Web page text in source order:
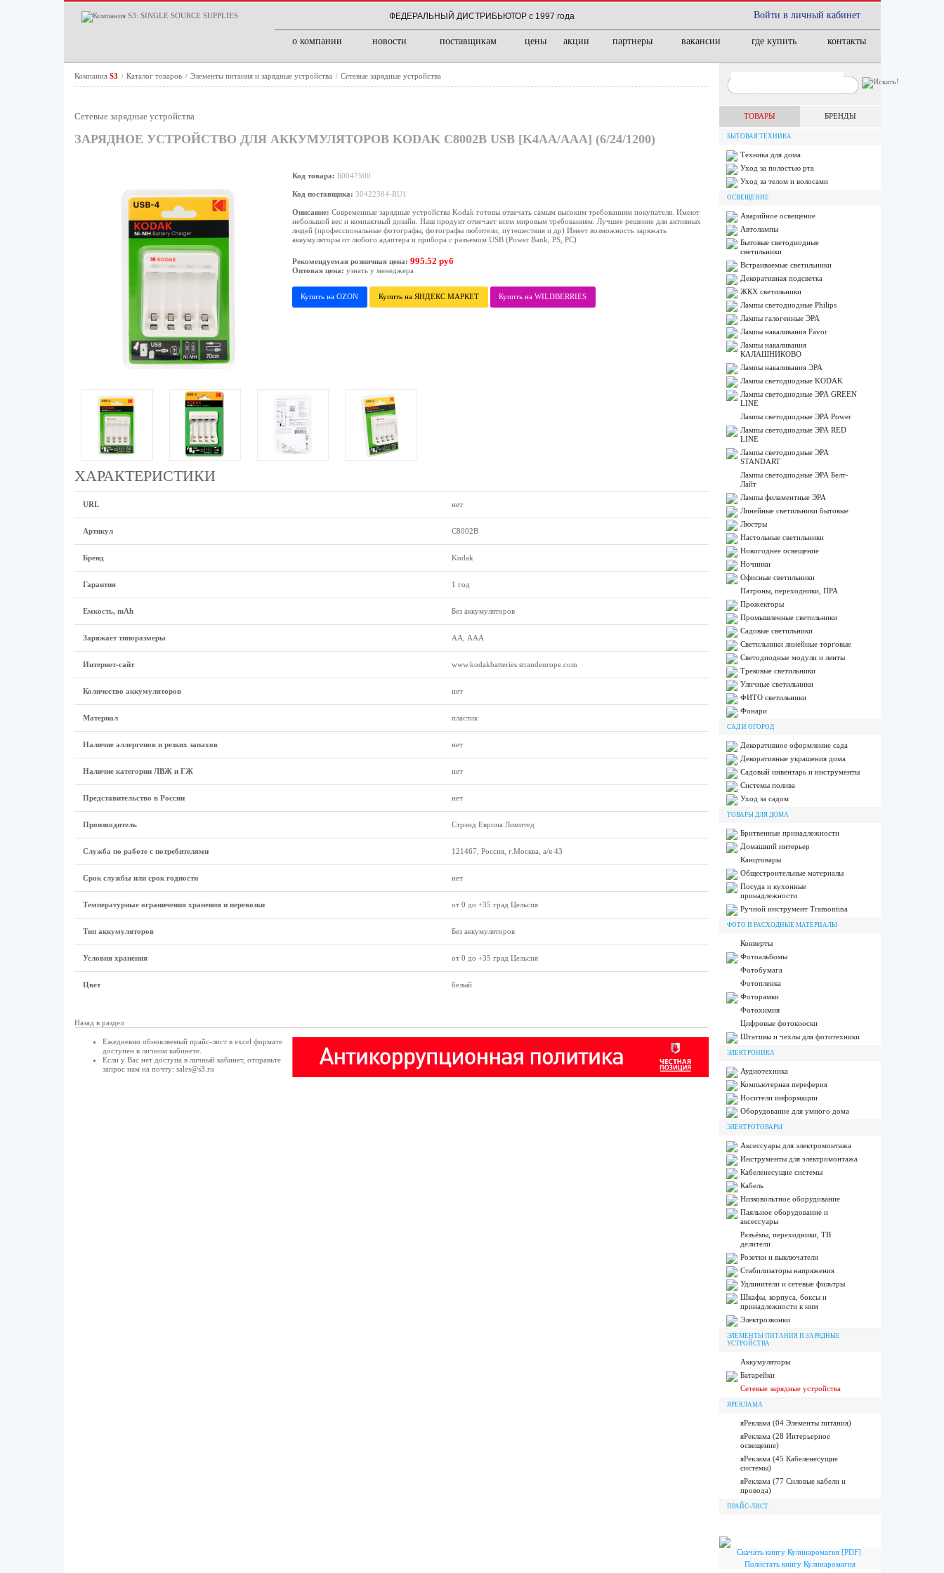
Войти в личный кабинет
ФЕДЕРАЛЬНЫЙ ДИСТРИБЬЮТОР с 1997 года
о компании новости поставщикам цены акции партнеры вакансии где купить контакты
Компания S3 / Каталог товаров / Элементы питания и зарядные устройства / Сетевые зарядные устройства
Сетевые зарядные устройства
ЗАРЯДНОЕ УСТРОЙСТВО ДЛЯ АККУМУЛЯТОРОВ KODAK C8002B USB [K4AA/AAA] (6/24/1200)
Код товара: Б0047500
Код поставщика: 30422384-RU1
Описание: Современные зарядные устройства Kodak готовы отвечать самым высоким требованиям покупателя. Имеют
небольшой вес и компактный дизайн. Наш продукт отвечает всем мировым требованиям. Лучшее решение для активных
людей (профессиональные фотографы, фотографы любители, путешествия и др) Имеет возможность заряжать
аккумуляторы от любого адаптера и прибора с разъемом USB (Power Bank, PS, PC)
Рекомендуемая розничная цена: 995.52 руб
Оптовая цена: узнать у менеджера
Купить на OZON Купить на ЯНДЕКС МАРКЕТ Купить на WILDBERRIES
ХАРАКТЕРИСТИКИ
URL нет
Артикул C8002B
Бренд Kodak
Гарантия 1 год
Емкость, mAh Без аккумуляторов
Заряжает типоразмеры АА, ААА
Интернет-сайт www.kodakbatteries.strandeurope.com
Количество аккумуляторов нет
Материал пластик
Наличие аллергенов и резких запахов нет
Наличие категории ЛВЖ и ГЖ нет
Представительство в России нет
Производитель Стрэнд Европа Лимитед
Служба по работе с потребителями 121467, Россия, г.Москва, а/я 43
Срок службы или срок годности нет
Температурные ограничения хранения и перевозки от 0 до +35 град Цельсия
Тип аккумуляторов Без аккумуляторов
Условия хранения от 0 до +35 град Цельсия
Цвет белый
Назад в раздел
Ежедневно обновляемый прайс-лист в excel формате
доступен в личном кабинете.
Если у Вас нет доступа в личный кабинет, отправьте
запрос нам на почту: sales@s3.ru
ТОВАРЫ БРЕНДЫ
БЫТОВАЯ ТЕХНИКА
Техника для дома
Уход за полостью рта
Уход за телом и волосами
ОСВЕЩЕНИЕ
Аварийное освещение
Автолампы
Бытовые светодиодные
светильники
Встраиваемые светильники
Декоративная подсветка
ЖКХ светильники
Лампы cветодиодные Philips
Лампы галогенные ЭРА
Лампы накаливания Favor
Лампы накаливания
КАЛАШНИКОВО
Лампы накаливания ЭРА
Лампы светодиодные KODAK
Лампы светодиодные ЭРА GREEN
LINE
Лампы светодиодные ЭРА Power
Лампы светодиодные ЭРА RED
LINE
Лампы светодиодные ЭРА
STANDART
Лампы светодиодные ЭРА Белт-
Лайт
Лампы филаментные ЭРА
Линейные светильники бытовые
Люстры
Настольные светильники
Новогоднее освещение
Ночники
Офисные светильники
Патроны, переходники, ПРА
Прожекторы
Промышленные светильники
Садовые светильники
Светильники линейные торговые
Светодиодные модули и ленты
Трековые светильники
Уличные светильники
ФИТО светильники
Фонари
САД И ОГОРОД
Декоративное оформление сада
Декоративные украшения дома
Садовый инвентарь и инструменты
Системы полива
Уход за садом
ТОВАРЫ ДЛЯ ДОМА
Бритвенные принадлежности
Домашний интерьер
Канцтовары
Общестроительные материалы
Посуда и кухонные
принадлежности
Ручной инструмент Tramontina
ФОТО И РАСХОДНЫЕ МАТЕРИАЛЫ
Конверты
Фотоальбомы
Фотобумага
Фотопленка
Фоторамки
Фотохимия
Цифровые фотокиоски
Штативы и чехлы для фототехники
ЭЛЕКТРОНИКА
Аудиотехника
Компьютерная переферия
Носители информации
Оборудование для умного дома
ЭЛЕКТРОТОВАРЫ
Аксессуары для электромонтажа
Инструменты для электромонтажа
Кабеленесущие системы
Кабель
Низковольтное оборудование
Паяльное оборудование и
аксессуары
Разъёмы, переходники, ТВ
делители
Розетки и выключатели
Стабилизаторы напряжения
Удлинители и сетевые фильтры
Шкафы, корпуса, боксы и
принадлежности к ним
Электрозвонки
ЭЛЕМЕНТЫ ПИТАНИЯ И ЗАРЯДНЫЕ
УСТРОЙСТВА
Аккумуляторы
Батарейки
Сетевые зарядные устройства
ЯРЕКЛАМА
яРеклама (04 Элементы питания)
яРеклама (28 Интерьерное
освещение)
яРеклама (45 Кабеленесущие
системы)
яРеклама (77 Силовые кабели и
провода)
ПРАЙС-ЛИСТ
Скачать книгу Кулинаромагия [PDF]
Полистать книгу Кулинаромагия